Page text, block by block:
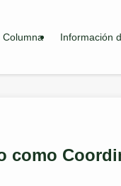
Columna Información
como